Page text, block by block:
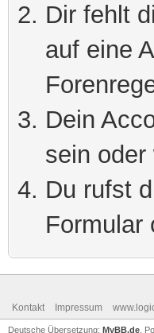
Dir fehlt
auf eine
Dein
sein
Du rufst
Formular
Kontakt Impressum
Deutsche Übersetzung: MyBB.de ,